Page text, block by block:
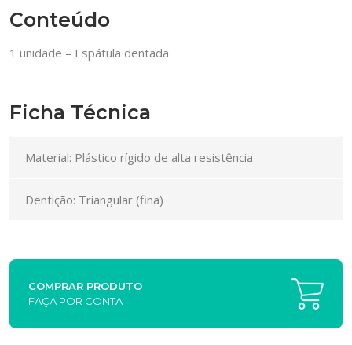
Conteúdo
1 unidade – Espátula dentada
Ficha Técnica
Material: Plástico rígido de alta resistência
Dentição: Triangular (fina)
COMPRAR PRODUTO
FAÇA POR CONTA